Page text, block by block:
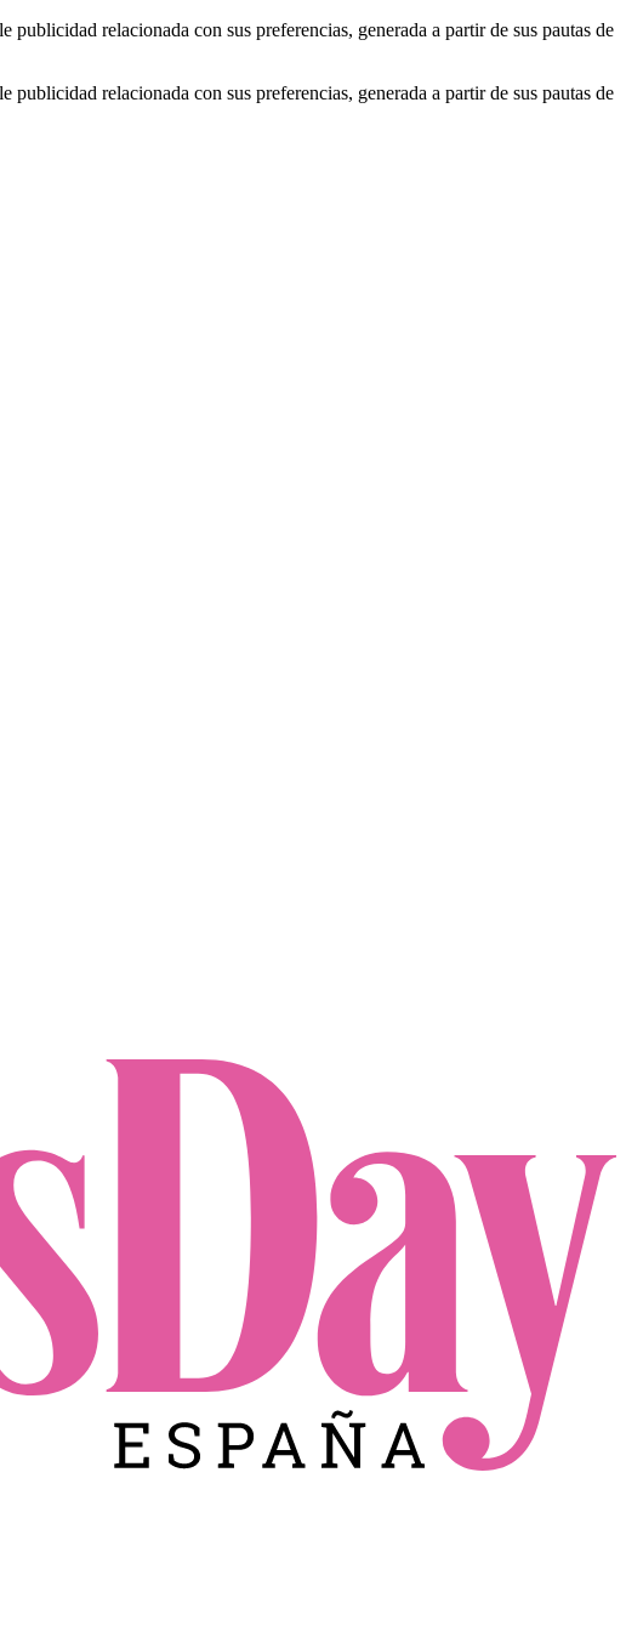
relacionada con sus preferencias, generada a partir de sus pautas de
relacionada con sus preferencias, generada a partir de sus pautas de